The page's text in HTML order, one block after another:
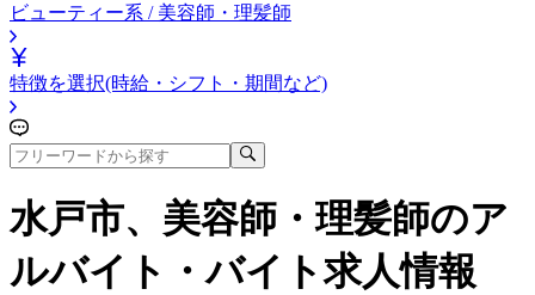
ビューティー系 / 美容師・理髪師
特徴を選択(時給・シフト・期間など)
水戸市、美容師・理髪師のア
ルバイト・バイト求人情報